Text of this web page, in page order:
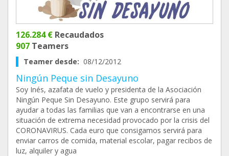
126.284 € Recaudados
907 Teamers
Teamer desde: 08/12/2012
Ningún Peque sin Desayuno
Soy Inés, azafata de vuelo y presidenta de la Asociación
Ningún Peque Sin Desayuno. Este grupo servirá para
ayudar a todas las familias que van a encontrarse en una
situación de extrema necesidad provocado por la crisis del
CORONAVIRUS. Cada euro que consigamos servirá para
enviar carros de comida, material escolar, pagar recibos de
luz, alquiler y agua